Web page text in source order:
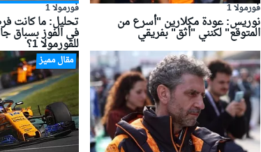
فورمولا 1
نوريس: عودة مكلارين "أسرع من
المتوقع" لكنني "أثق" بفريقي
فورمولا 1
تحليل: ما كانت
في الفوز بسباق
للفورمولا 1؟
مقال مميز